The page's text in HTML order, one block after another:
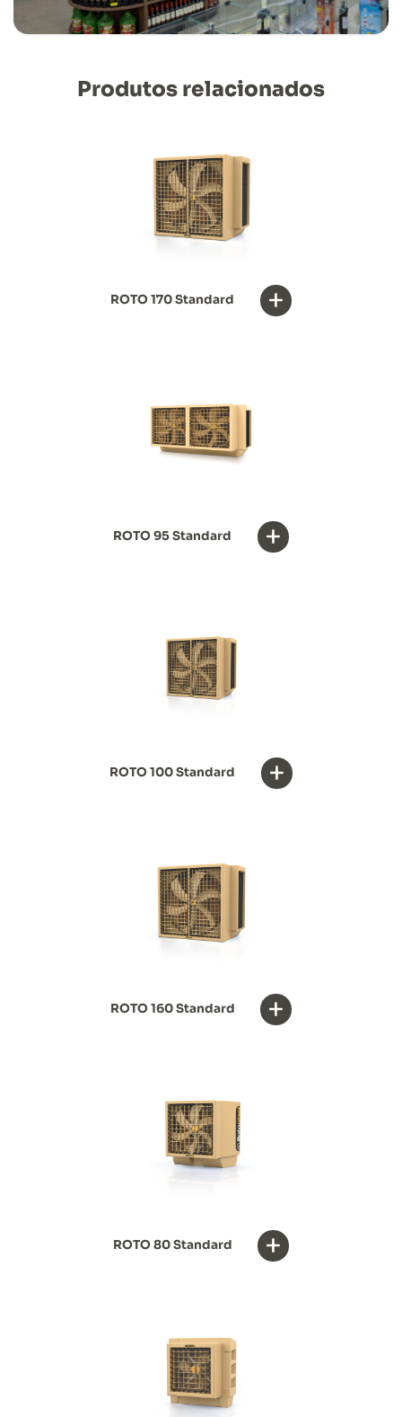
Produtos relacionados
ROTO 170 Standard +
ROTO 95 Standard +
ROTO 100 Standard +
ROTO 160 Standard +
ROTO 80 Standard +